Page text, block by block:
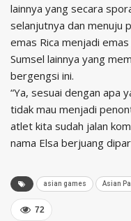
lainnya yang secara
selanjutnya dan menuju
emas Rica menjadi
Sumsel lainnya yang
bergengsi ini.
“Ya, sesuai dengan apa
tidak mau menjadi
atlet kita sudah jalan
nama Elsa berjuang
asian games Asian
72